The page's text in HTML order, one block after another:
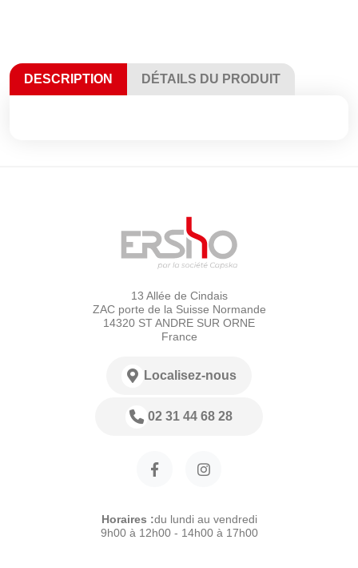
DESCRIPTION DÉTAILS DU PRODUIT
13 Allée de Cindais
ZAC porte de la Suisse Normande
14320 ST ANDRE SUR ORNE
France
Localisez-nous
02 31 44 68 28
Horaires :du lundi au vendredi
9h00 à 12h00 - 14h00 à 17h00